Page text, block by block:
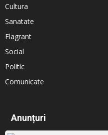
Cultura
Sanatate
Flagrant
Social
Politic
Comunicate
Anunțuri